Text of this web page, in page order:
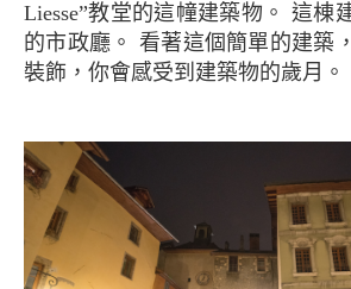
Liesse”教堂的這幢建築物。 這棟
的市政廳。 看著這個簡單的建築
裝飾，你會感受到建築物的歲月。